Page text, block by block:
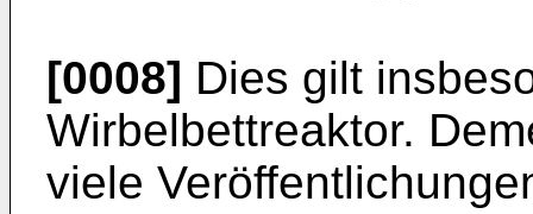
[0008] Dies gilt
Wirbelbettreaktor.
viele